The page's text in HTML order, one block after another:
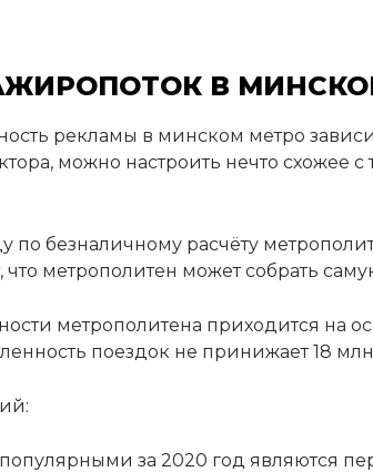
В
рекламы в минском метро
можно настроить нечто схожее с
по безналичному расчёту
что метрополитен может собрать
метрополитена приходится на
поездок не принижает 18
за 2020 год являются